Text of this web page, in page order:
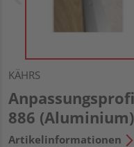
KÄHRS
886
Artikelinformationen